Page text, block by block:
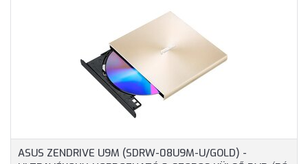
ASUS ZENDRIVE U9M (SDRW-08U9M-U/GOLD) -